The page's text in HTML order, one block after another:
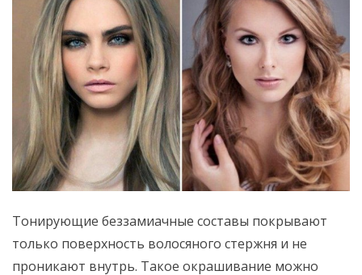
Тонирующие беззамиачные составы покрывают
только поверхность волосяного стержня и не
проникают внутрь. Такое окрашивание можно